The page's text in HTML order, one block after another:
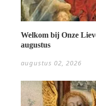
Welkom bij Onze
augustus
augustus 02, 2026